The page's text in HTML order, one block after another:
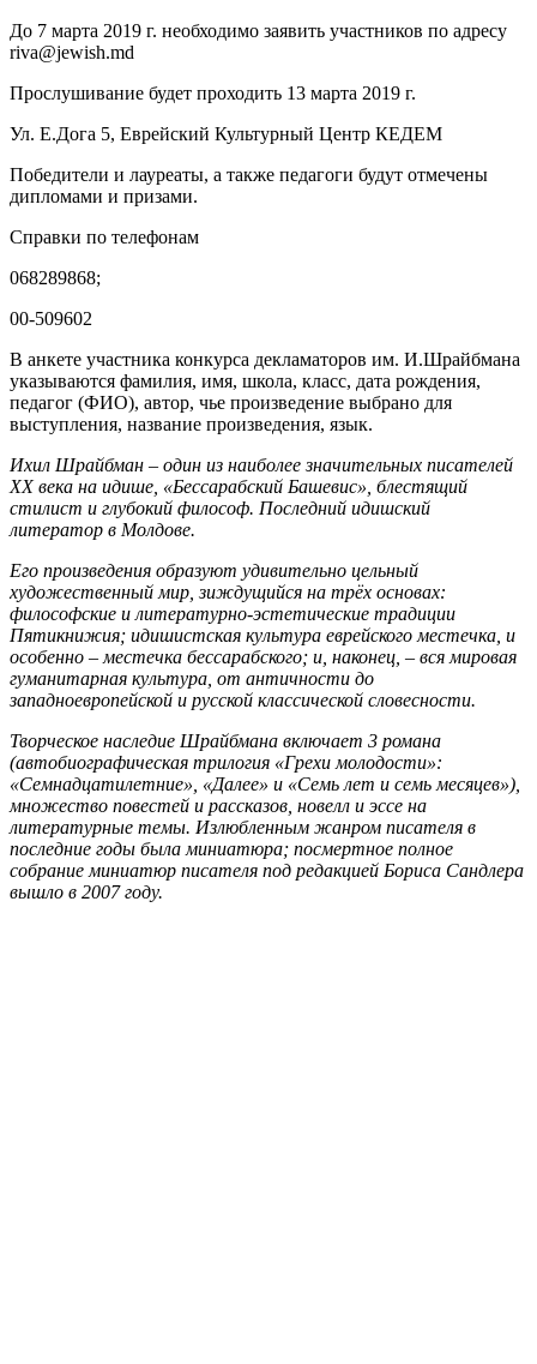
До 7 марта 2019 г. необходимо заявить участников по адресу
riva@jewish.md
Прослушивание будет проходить 13 марта 2019 г.
Ул. Е.Дога 5, Еврейский Культурный Центр КЕДЕМ
Победители и лауреаты, а также педагоги будут отмечены
дипломами и призами.
Справки по телефонам
068289868;
00-509602
В анкете участника конкурса декламаторов им. И.Шрайбмана
указываются фамилия, имя, школа, класс, дата рождения,
педагог (ФИО), автор, чье произведение выбрано для
выступления, название произведения, язык.
Ихил Шрайбман – один из наиболее значительных писателей
XX века на идише, «Бессарабский Башевис», блестящий
стилист и глубокий философ. Последний идишский
литератор в Молдове.
Его произведения образуют удивительно цельный
художественный мир, зиждущийся на трёх основах:
философские и литературно-эстетические традиции
Пятикнижия; идишистская культура еврейского местечка, и
особенно – местечка бессарабского; и, наконец, – вся мировая
гуманитарная культура, от античности до
западноевропейской и русской классической словесности.
Творческое наследие Шрайбмана включает 3 романа
(автобиографическая трилогия «Грехи молодости»:
«Семнадцатилетние», «Далее» и «Семь лет и семь месяцев»),
множество повестей и рассказов, новелл и эссе на
литературные темы. Излюбленным жанром писателя в
последние годы была миниатюра; посмертное полное
собрание миниатюр писателя под редакцией Бориса Сандлера
вышло в 2007 году.